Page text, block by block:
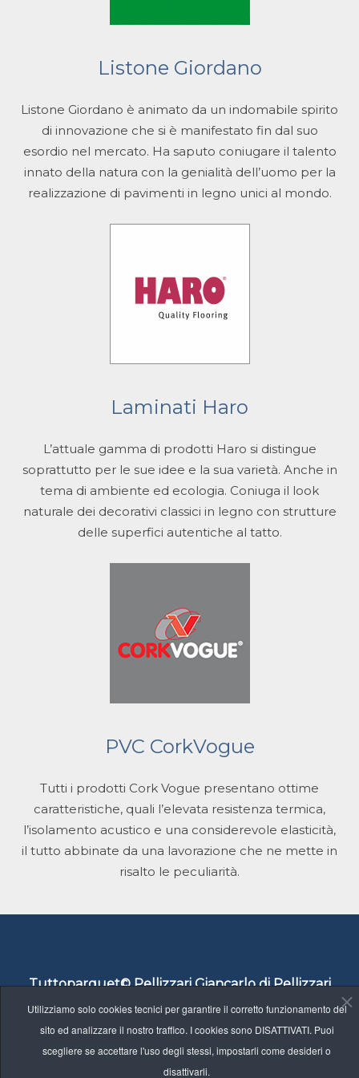
Utilizziamo solo cookies tecnici per garantire il corretto funzionamento del
sito ed analizzare il nostro traffico. I cookies sono DISATTIVATI. Puoi
scegliere se accettare l'uso degli stessi, impostarli come desideri o
disattivarli.
Listone Giordano
Listone Giordano è animato da un indomabile spirito
di innovazione che si è manifestato fin dal suo
esordio nel mercato. Ha saputo coniugare il talento
innato della natura con la genialità dell’uomo per la
realizzazione di pavimenti in legno unici al mondo.
Laminati Haro
L’attuale gamma di prodotti Haro si distingue
soprattutto per le sue idee e la sua varietà. Anche in
tema di ambiente ed ecologia. Coniuga il look
naturale dei decorativi classici in legno con strutture
delle superfici autentiche al tatto.
PVC CorkVogue
Tutti i prodotti Cork Vogue presentano ottime
caratteristiche, quali l’elevata resistenza termica,
l’isolamento acustico e una considerevole elasticità,
il tutto abbinate da una lavorazione che ne mette in
risalto le peculiarità.
Tuttoparquet© Pellizzari Giancarlo di Pellizzari
Corrado
Via Pasubio n.27, 36050 Sovizzo (VI) - tel. 0444
376052 - cell. 333 91 09 104